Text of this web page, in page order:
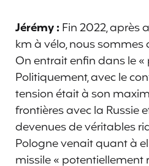
Jérémy :Fin 2022, après
km à vélo, nous sommes
On entrait enfin dans le
Politiquement, avec le
tension était à son
frontières avec la Russie
devenues de véritables
Pologne venait quant à
missile « potentiellement